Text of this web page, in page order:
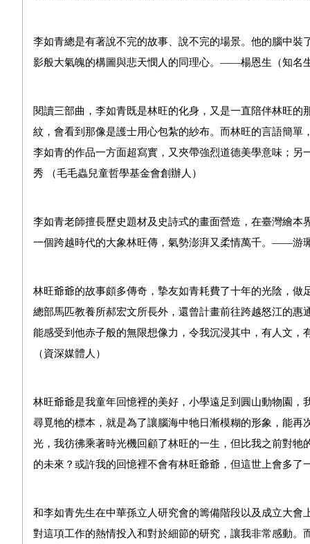
李如青總是有著說不完的故事、說不完的場景。他的腦中
影般大氣魄的構圖與悲天憫人的同理心。——楊恩生（知名
閱讀三部曲，李如青既是林旺的化身，又是一直陪伴林旺
紋，會看到那像是護士用心包紮的紗布。而林旺的言語簡單
李如青的作品一方面超寫實，又夾帶強烈道德美學意味；
秀 （毛毛蟲兒童哲學基金會創辦人）
李如青老師擅長歷史題材及史詩式的畫面營造，在臺灣繪
一個跨越時代的大象林旺傳，氣勢澎湃又柔情萬千。——游
林旺爺爺的故事頗多傳奇，摯友如青耗費了十年的光陰，
總部馬匹教養所郝宏文所長外，還曾計畫前往跨越怒江的
能感受到他赤子般的無限想像力，令我沉浸其中，有人文
（資深媒體人）
林旺爺爺是我童年回憶裡的美好，小學遠足到圓山動物園
尋覓牠的標本，就是為了讓腦海中牠日漸模糊的形象，能
光，我彷彿乘著時光機回顧了林旺的一生，但比我之前對
的未來？或許我的回憶裡不會有林旺爺爺，但這世上會多
和李如青先生在中華孫立人研究會的籌備階段以及成立大
對這項工作的熱情投入和對於細節的研究，讓我非常感動